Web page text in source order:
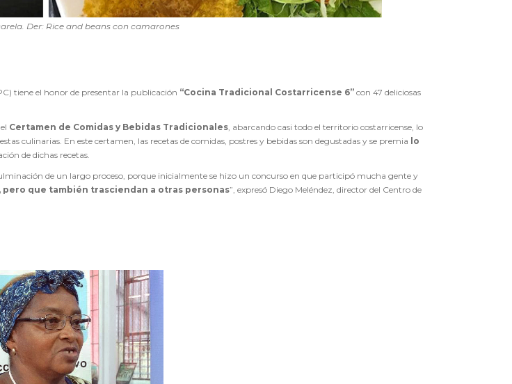
Der: Rice and beans con camarones
tiene el honor de presentar la publicación “Cocina Tradicional Costarricense 6” con 47 deliciosas
Certamen de Comidas y Bebidas Tradicionales , abarcando casi todo el territorio costarricense, lo
culinarias. En este certamen, las recetas de comidas, postres y bebidas son degustadas y se premia lo
de dichas recetas.
de un largo proceso, porque inicialmente se hizo un concurso en que participó mucha gente y
que también trasciendan a otras personas”, expresó Diego Meléndez, director del Centro de